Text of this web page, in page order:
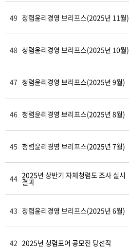
49 청렴윤리경영 브리프스(2025년 11월)
48 청렴윤리경영 브리프스(2025년 10월)
47 청렴윤리경영 브리프스(2025년 9월)
46 청렴윤리경영 브리프스(2025년 8월)
45 청렴윤리경영 브리프스(2025년 7월)
44 2025년 상반기 자체청렴도 조사 실시
결과
43 청렴윤리경영 브리프스(2025년 6월)
42 2025년 청렴표어 공모전 당선작